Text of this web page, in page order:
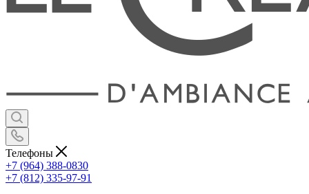
Телефоны
+7 (964) 388-0830
+7 (812) 335-97-91